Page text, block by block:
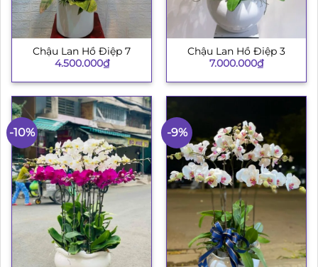
Chậu Lan Hồ Điệp 7
4.500.000₫
Chậu Lan Hồ Điệp 3
7.000.000₫
-10% -9%